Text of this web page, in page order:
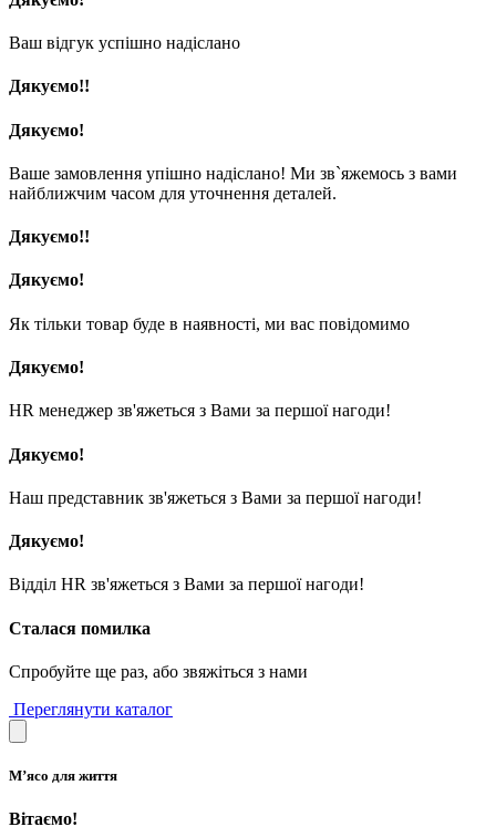
Ваш відгук успішно надіслано
Дякуємо!!
Дякуємо!
Ваше замовлення упішно надіслано! Ми зв`яжемось з вами
найближчим часом для уточнення деталей.
Дякуємо!!
Дякуємо!
Як тільки товар буде в наявності, ми вас повідомимо
Дякуємо!
HR менеджер зв'яжеться з Вами за першої нагоди!
Дякуємо!
Наш представник зв'яжеться з Вами за першої нагоди!
Дякуємо!
Відділ HR зв'яжеться з Вами за першої нагоди!
Сталася помилка
Спробуйте ще раз, або звяжіться з нами
Переглянути каталог
М’ясо для життя
Вітаємо!